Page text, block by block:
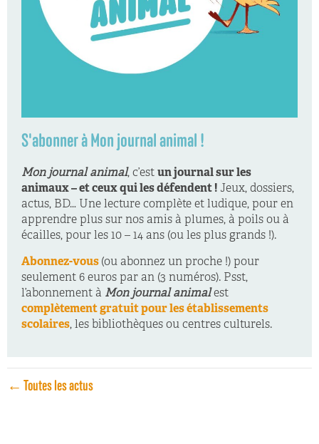
S'abonner à Mon journal animal !
Mon journal animal, c’est un journal sur les
animaux – et ceux qui les défendent ! Jeux, dossiers,
actus, BD… Une lecture complète et ludique, pour en
apprendre plus sur nos amis à plumes, à poils ou à
écailles, pour les 10 – 14 ans (ou les plus grands !).
Abonnez-vous (ou abonnez un proche !) pour
seulement 6 euros par an (3 numéros). Psst,
l’abonnement à Mon journal animalest
complètement gratuit pour les établissements
scolaires, les bibliothèques ou centres culturels.
← Toutes les actus